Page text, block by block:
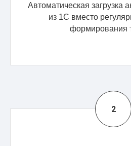
Автоматическая загрузка
из 1С вместо
формирования